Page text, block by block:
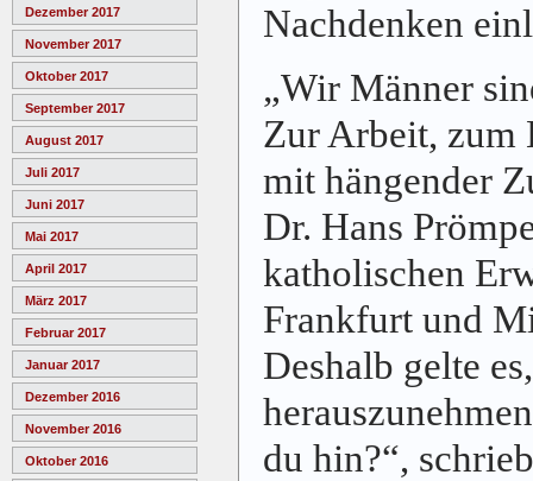
Dezember 2017
November 2017
Oktober 2017
September 2017
August 2017
Juli 2017
Juni 2017
Mai 2017
April 2017
März 2017
Februar 2017
Januar 2017
Dezember 2016
November 2016
Oktober 2016
Nachdenken
„Wir Männer
Zur Arbeit, zum
mit hängender
Dr. Hans
katholischen
Frankfurt und
Deshalb gelte
du hin?“,